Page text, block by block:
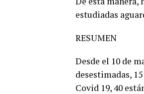
estudiadas
RESUMEN
Desde el 10 de
desestimadas,
Covid 19, 40